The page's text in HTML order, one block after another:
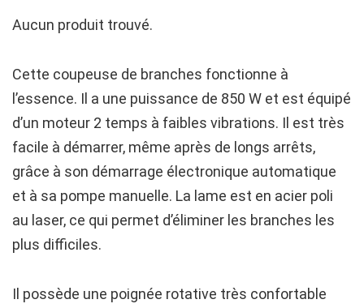
Aucun produit trouvé.
Cette coupeuse de branches fonctionne à
l’essence. Il a une puissance de 850 W et est équipé
d’un moteur 2 temps à faibles vibrations. Il est très
facile à démarrer, même après de longs arrêts,
grâce à son démarrage électronique automatique
et à sa pompe manuelle. La lame est en acier poli
au laser, ce qui permet d’éliminer les branches les
plus difficiles.
Il possède une poignée rotative très confortable